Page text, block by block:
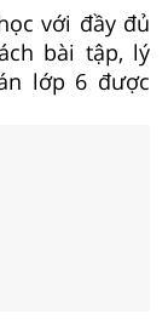
với đầy đủ
bài tập, lý
lớp 6 được